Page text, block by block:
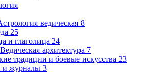
ведическая 8
25
и глаголица 24
архитектура 7
традиции и боевые искусства 23
и журналы 3